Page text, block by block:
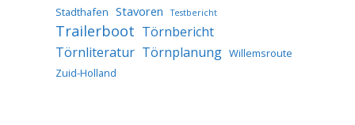
Stadthafen Stavoren Testbericht
Trailerboot Törnbericht
Törnliteratur Törnplanung Willemsroute
Zuid-Holland